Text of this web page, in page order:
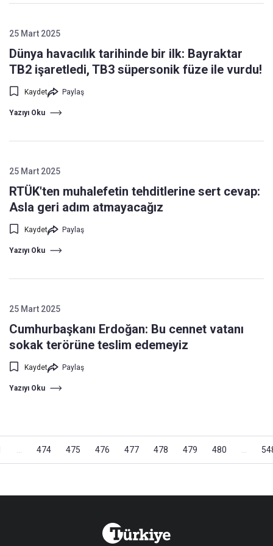
25 Mart 2025
Dünya havacılık tarihinde bir ilk: Bayraktar
TB2 işaretledi, TB3 süpersonik füze ile vurdu!
Kaydet Paylaş
Yazıyı Oku
25 Mart 2025
RTÜK'ten muhalefetin tehditlerine sert cevap:
Asla geri adım atmayacağız
Kaydet Paylaş
Yazıyı Oku
25 Mart 2025
Cumhurbaşkanı Erdoğan: Bu cennet vatanı
sokak terörüne teslim edemeyiz
Kaydet Paylaş
Yazıyı Oku
474 475 476 477 478 479 480